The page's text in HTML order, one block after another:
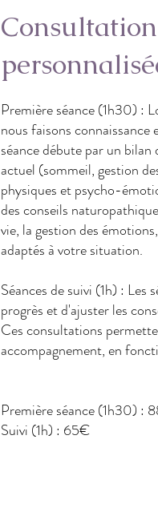
Première séance (1h30) :
nous faisons
séance débute par un
actuel (sommeil, gestion
physiques et psycho-
des conseils
vie, la gestion des
adaptés à votre situation.
Séances de suivi (1h) : Les
progrès et d'ajuster les
Ces consultations
accompagnement, en
Première séance (1h30) :
Suivi (1h) : 65€